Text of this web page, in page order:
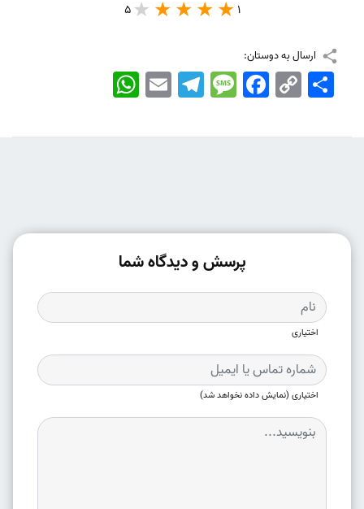
1
5
ارسال به دوستان:
WhatsApp EmailTelegramMessageFacebook Copy
Link
اشتراک
پرسش و دیدگاه شما
اختیاری
اختیاری (نمایش داده نخواهد شد)